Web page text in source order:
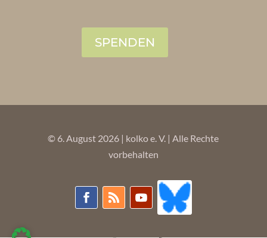
SPENDEN
© 6. August 2026 | kolko e. V. | Alle Rechte
vorbehalten